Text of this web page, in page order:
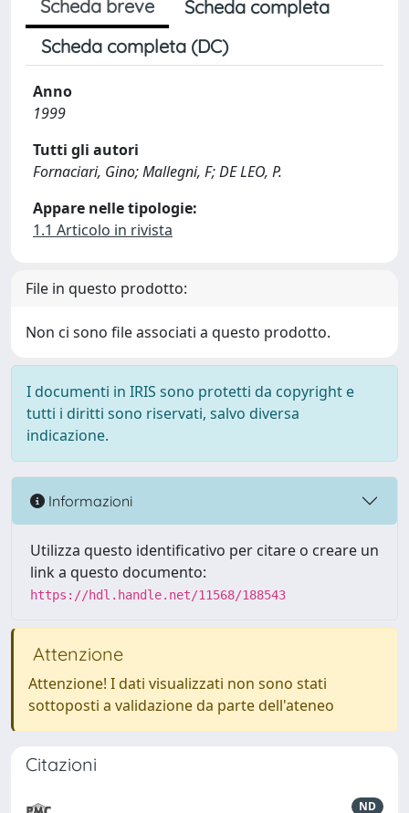
Scheda breve
Scheda completa
Scheda completa (DC)
Anno
1999
Tutti gli autori
Fornaciari, Gino; Mallegni, F; DE LEO, P.
Appare nelle tipologie:
1.1 Articolo in rivista
File in questo prodotto:
Non ci sono file associati a questo prodotto.
I documenti in IRIS sono protetti da copyright e
tutti i diritti sono riservati, salvo diversa
indicazione.
Informazioni
Utilizza questo identificativo per citare o creare un
link a questo documento:
https://hdl.handle.net/11568/188543
Attenzione
Attenzione! I dati visualizzati non sono stati
sottoposti a validazione da parte dell'ateneo
Citazioni
ND